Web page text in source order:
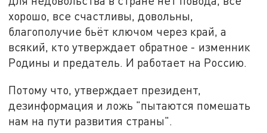
хорошо, все счастливы, довольны,
благополучие бьёт ключом через край, а
всякий, кто утверждает обратное - изменник
Родины и предатель. И работает на Россию.
Потому что, утверждает президент,
дезинформация и ложь "пытаются помешать
нам на пути развития страны".